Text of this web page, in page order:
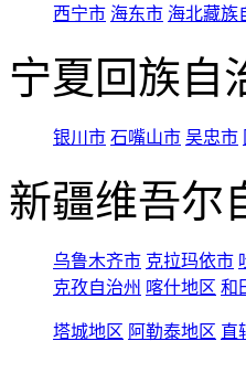
西宁市 海东市 海北藏族
宁夏回族自
银川市 石嘴山市 吴忠市
新疆维吾尔
乌鲁木齐市 克拉玛依市
克孜自治州 喀什地区 和
塔城地区 阿勒泰地区 直